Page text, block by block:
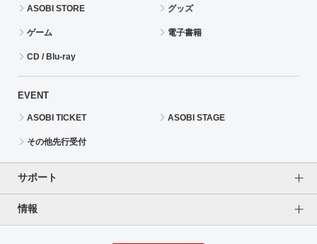
ASOBI STORE グッズ
ゲーム 電子書籍
CD / Blu-ray
EVENT
ASOBI TICKET ASOBI STAGE
その他先行受付
サポート
よくあるご質問（FAQ）
情報